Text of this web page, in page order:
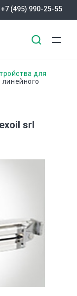
+7 (495) 990-25-55
для
линейного
srl